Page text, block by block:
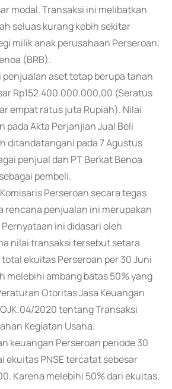
modal. Transaksi ini melibatkan
seluas kurang kebih sekitar
milik anak perusahaan Perseroan,
(BRB).
aset tetap berupa tanah
Rp152.400.000.000,00 (Seratus
empat ratus juta Rupiah). Nilai
pada Akta Perjanjian Jual Beli
ditandatangani pada 7 Agustus
penjual dan PT Berkat Benoa
pembeli.
Perseroan secara tegas
rencana penjualan ini merupakan
ini didasari oleh
nilai transaksi tersebut setara
total ekuitas Perseroan per 30 Juni
melebihi ambang batas 50% yang
Otoritas Jasa Keuangan
2020 tentang Transaksi
Kegiatan Usaha.
keuangan Perseroan periode 30
ekuitas PNSE tercatat sebesar
Karena melebihi 50% dari ekuitas,